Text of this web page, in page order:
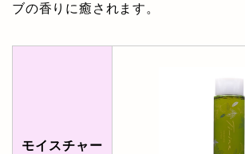
ブの香りに癒されます。
モイスチャー